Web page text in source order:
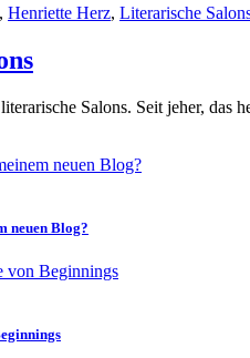
, Henriette Herz, Literarische
Salons. Seit jeher,
neuen Blog?